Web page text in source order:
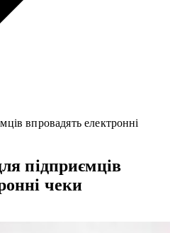
впровадять електронні
підприємців
чеки